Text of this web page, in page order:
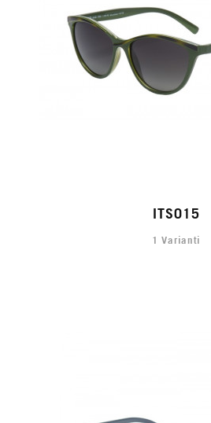
ITS015
1 Varianti